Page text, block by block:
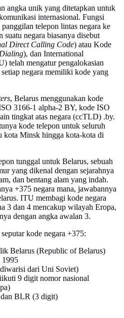
angka unik yang ditetapkan untuk
internasional. Fungsi
telepon lintas negara ke
negara biasanya disebut
Direct Calling Code) atau Kode
), dan International
telah mengatur pengalokasian
negara memiliki kode yang
, Belarus menggunakan kode
3166-1 alpha-2 BY, kode ISO
tingkat atas negara (ccTLD) .by.
kode telepon untuk seluruh
kota Minsk hingga kota-kota di
tunggal untuk Belarus, sebuah
yang dikenal dengan sejarahnya
dan bentang alam yang indah.
+375 negara mana, jawabannya
ITU membagi kode negara
3 dan 4 mencakup wilayah Eropa,
dengan angka awalan 3.
kode negara +375:
Belarus (Republic of Belarus)
dari Uni Soviet)
9 digit nomor nasional
BLR (3 digit)